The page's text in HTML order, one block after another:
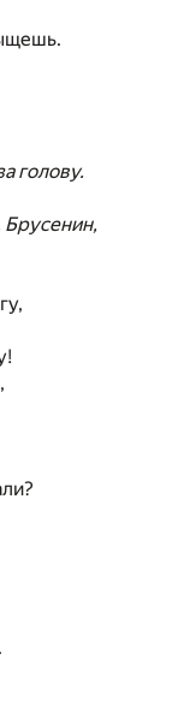
голову.
Брусенин,